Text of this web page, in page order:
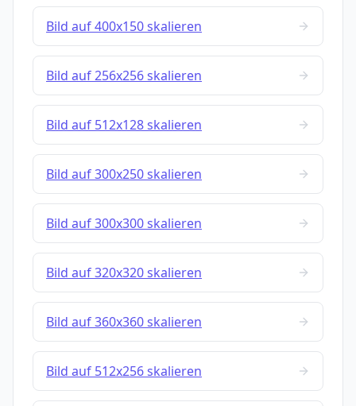
Bild auf 400x150 skalieren
Bild auf 256x256 skalieren
Bild auf 512x128 skalieren
Bild auf 300x250 skalieren
Bild auf 300x300 skalieren
Bild auf 320x320 skalieren
Bild auf 360x360 skalieren
Bild auf 512x256 skalieren